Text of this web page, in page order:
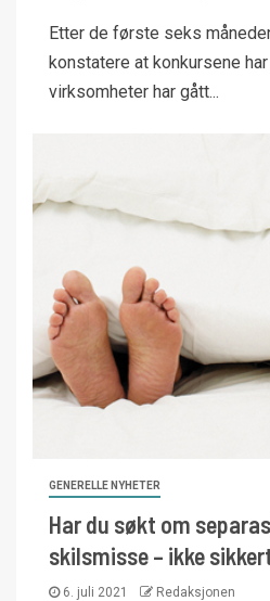
Etter de første seks
konstatere at konkursene
virksomheter har gått...
GENERELLE NYHETER
Har du søkt om
skilsmisse – ikke
6. juli 2021 Redaksjonen